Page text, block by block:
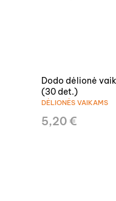
Dodo dėlionė
(30 det.)
DĖLIONĖS VAIKAMS
5,20 €